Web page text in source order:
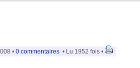
• 0 commentaires • Lu 1952 fois •